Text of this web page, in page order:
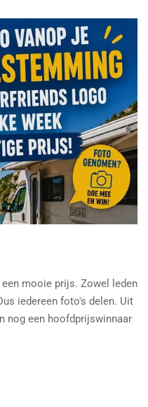
mooie prijs. Zowel leden
iedereen foto's delen. Uit
nog een hoofdprijswinnaar